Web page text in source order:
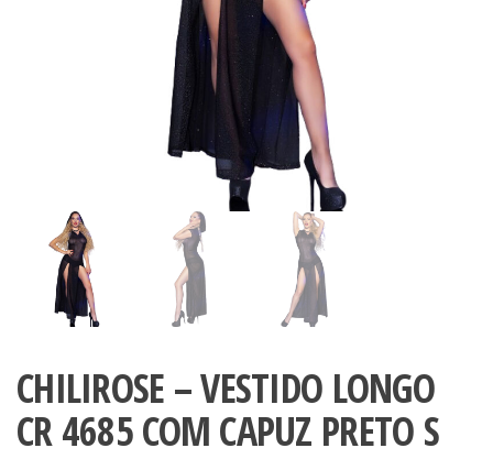
CHILIROSE – VESTIDO LONGO
CR 4685 COM CAPUZ PRETO S